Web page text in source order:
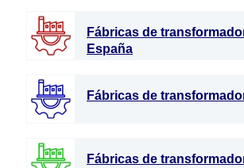
Fábricas de
España
Fábricas de
Fábricas de